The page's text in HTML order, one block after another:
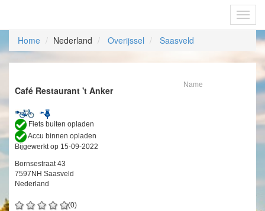
Home Nederland Overijssel Saasveld
Café Restaurant 't Anker Name
Fiets buiten opladen
Accu binnen opladen
Bijgewerkt op 15-09-2022
Bornsestraat 43
7597NH Saasveld
Nederland
(0)